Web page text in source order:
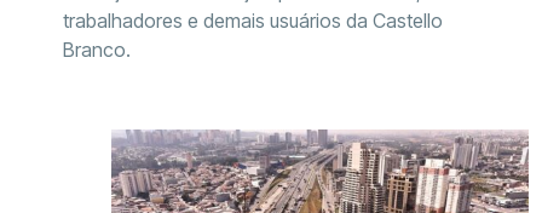
trabalhadores e demais usuários da Castello
Branco.